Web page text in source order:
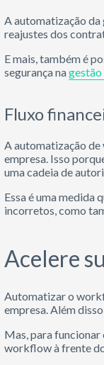
A automatização da
reajustes dos
E mais, também é
segurança na
Fluxo
A automatização
empresa. Isso
uma cadeia de
Essa é uma medida
incorretos, como
Acelere
Automatizar o
empresa. Além
Mas, para
workflow à frente